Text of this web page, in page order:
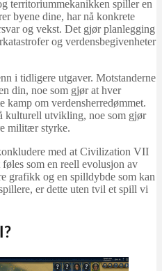
territoriummekanikken spiller en
byene dine, har nå konkrete
og vekst. Det gjør planlegging
og verdensbegivenheter
i tidligere utgaver. Motstanderne
din, noe som gjør at hver
kamp om verdensherredømmet.
kulturell utvikling, noe som gjør
militær styrke.
med at Civilization VII
som en reell evolusjon av
grafikk og en spilldybde som kan
er dette uten tvil et spill vi